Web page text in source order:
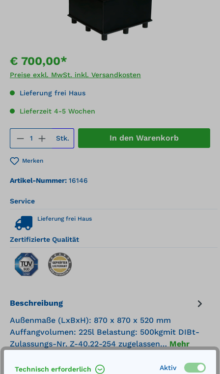
€ 700,00*
Preise exkl. MwSt. inkl. Versandkosten
Lieferung frei Haus
Lieferzeit 4-5 Wochen
Produkt Anzahl: Gib den
Stk. In den Warenkorb
Merken
Artikel-Nummer: 16146
Service
Lieferung frei Haus
Zertifizierte Qualität
Beschreibung
Außenmaße (LxBxH): 870 x 870 x 520 mm
Auffangvolumen: 225l Belastung: 500kgmit DIBt-
Zulassungs-Nr. Z-40.22-254 zugelassen… Mehr
Technisch erforderlich Aktiv